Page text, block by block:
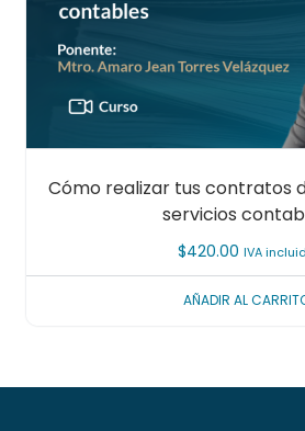
Cómo realizar tus contratos
servicios
$420.00 IVA
AÑADIR AL